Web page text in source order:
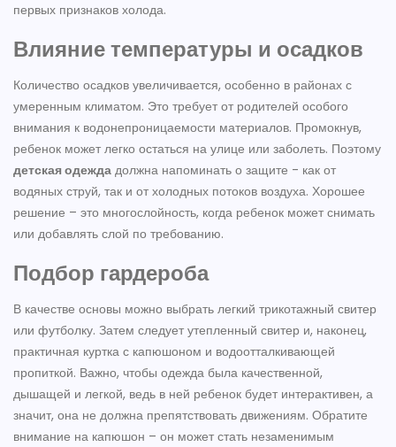
первых признаков холода.
Влияние температуры и осадков
Количество осадков увеличивается, особенно в районах с
умеренным климатом. Это требует от родителей особого
внимания к водонепроницаемости материалов. Промокнув,
ребенок может легко остаться на улице или заболеть. Поэтому
детская одежда должна напоминать о защите - как от
водяных струй, так и от холодных потоков воздуха. Хорошее
решение – это многослойность, когда ребенок может снимать
или добавлять слой по требованию.
Подбор гардероба
В качестве основы можно выбрать легкий трикотажный свитер
или футболку. Затем следует утепленный свитер и, наконец,
практичная куртка с капюшоном и водоотталкивающей
пропиткой. Важно, чтобы одежда была качественной,
дышащей и легкой, ведь в ней ребенок будет интерактивен, а
значит, она не должна препятствовать движениям. Обратите
внимание на капюшон – он может стать незаменимым